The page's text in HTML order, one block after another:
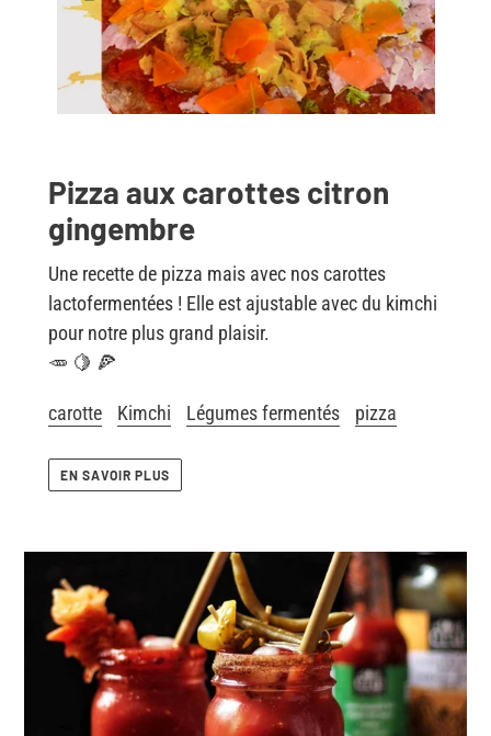
Pizza aux carottes citron
gingembre
Une recette de pizza mais avec nos carottes
lactofermentées ! Elle est ajustable avec du kimchi
pour notre plus grand plaisir.
🥕 🍋 🍕
carotte Kimchi Légumes fermentés pizza
EN SAVOIR PLUS